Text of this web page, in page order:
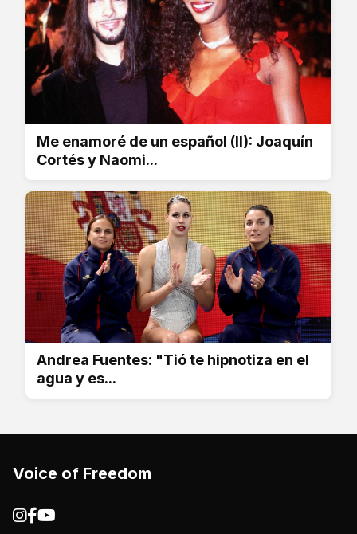
Me enamoré de un español (II): Joaquín
Cortés y Naomi...
Andrea Fuentes: "Tió te hipnotiza en el
agua y es...
Voice of Freedom